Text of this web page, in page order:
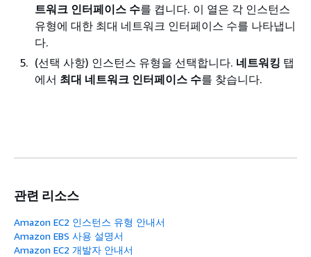
트워크 인터페이스 수를 켭니다. 이 열은 각 인스턴스
유형에 대한 최대 네트워크 인터페이스 수를 나타냅니
다.
(선택 사항) 인스턴스 유형을 선택합니다. 네트워킹 탭
에서 최대 네트워크 인터페이스 수를 찾습니다.
관련 리소스
Amazon EC2 인스턴스 유형 안내서
Amazon EBS 사용 설명서
Amazon EC2 개발자 안내서